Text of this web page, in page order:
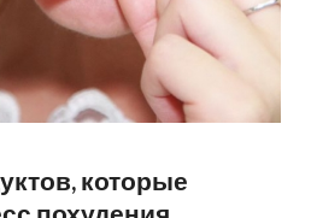
которые